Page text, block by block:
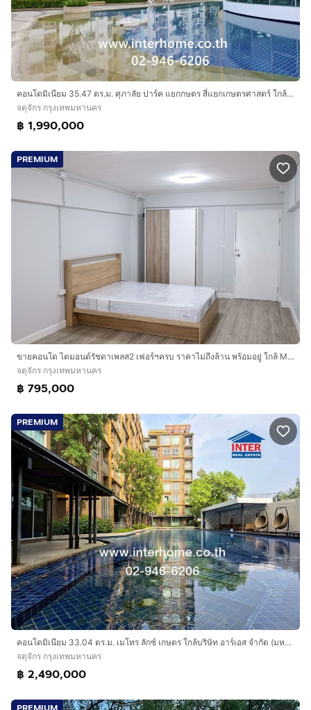
คอนโดมิเนียม 35.47 ตร.ม. ศุภาลัย ปาร์ค แยกกษตร สี่แยกเกษตรศาสตร์ ใกล้มหาวิทยาลัยเกษตร-บางเขน ถนนเกษตร-นวมินทร์ ถนนพหลโยธิน เขตจตุจักร
จตุจักร กรุงเทพมหานคร
฿ 1,990,000
PREMIUM
ขายคอนโด ไดมอนด์รัชดาเพลส2 เฟอร์ฯครบ ราคาไม่ถึงล้าน พร้อมอยู่ ใกล้ MRT สถานีลาดพร้าว
จตุจักร กรุงเทพมหานคร
฿ 795,000
PREMIUM
คอนโดมิเนียม 33.04 ตร.ม. เมโทร ลักซ์ เกษตร ใกล้บริษัท อาร์เอส จำกัด (มหาชน) ใกล้เยกเกษตร ถนนประเสริฐมนูกิจ เขตจตุจักร กรุงเทพมหานคร
จตุจักร กรุงเทพมหานคร
฿ 2,490,000